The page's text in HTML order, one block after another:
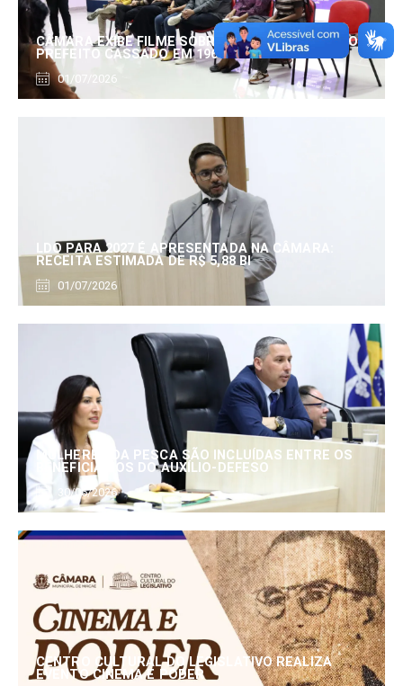
CÂMARA EXIBE FILME SOBRE EDUARDO SERRANO,
PREFEITO CASSADO EM 1960
01/07/2026
LDO PARA 2027 É APRESENTADA NA CÂMARA:
RECEITA ESTIMADA DE R$ 5,88 BI
01/07/2026
MULHERES DA PESCA SÃO INCLUÍDAS ENTRE OS
BENEFICIÁRIOS DO AUXÍLIO-DEFESO
30/06/2026
CENTRO CULTURAL DO LEGISLATIVO REALIZA
EVENTO CINEMA E PODER